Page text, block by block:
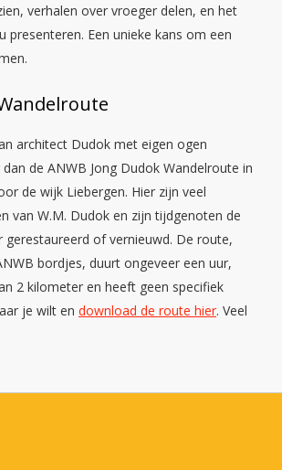
verhalen over vroeger delen, en het
presenteren. Een unieke kans om een
architect Dudok met eigen ogen
de ANWB Jong Dudok Wandelroute in
de wijk Liebergen. Hier zijn veel
van W.M. Dudok en zijn tijdgenoten de
gerestaureerd of vernieuwd. De route,
bordjes, duurt ongeveer een uur,
2 kilometer en heeft geen specifiek
je wilt en download de route hier. Veel